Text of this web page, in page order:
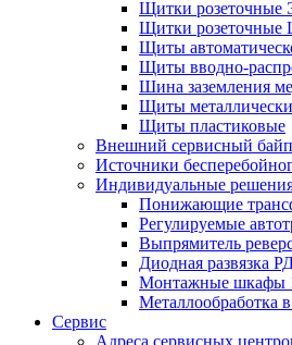
Щитки
Щитки
Щиты
Щиты вводно-
Шина заземления
Щиты
Щиты пластиковые
Внешний сервисный
Источники
Индивидуальные
Понижающие
Регулируемые
Выпрямитель
Диодная развязка
Монтажные шкафы
Металлообработка
Сервис
Адреса сервисных